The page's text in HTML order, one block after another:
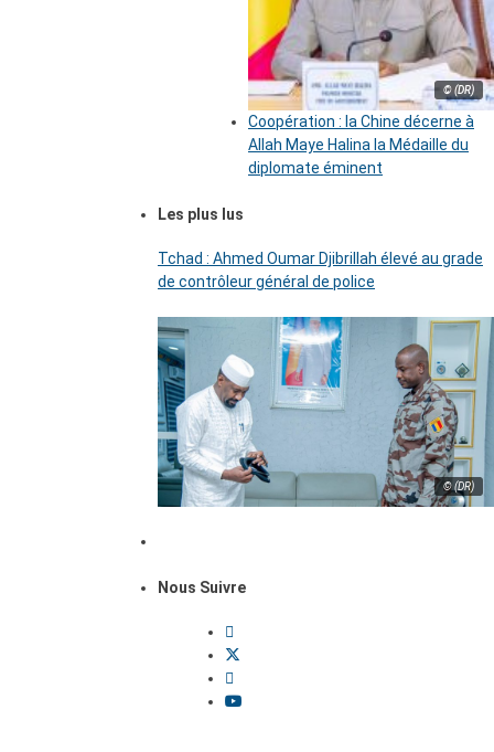
© (DR)
Coopération : la Chine décerne à
Allah Maye Halina la Médaille du
diplomate éminent
Les plus lus
Tchad : Ahmed Oumar Djibrillah élevé au grade
de contrôleur général de police
© (DR)
Nous Suivre